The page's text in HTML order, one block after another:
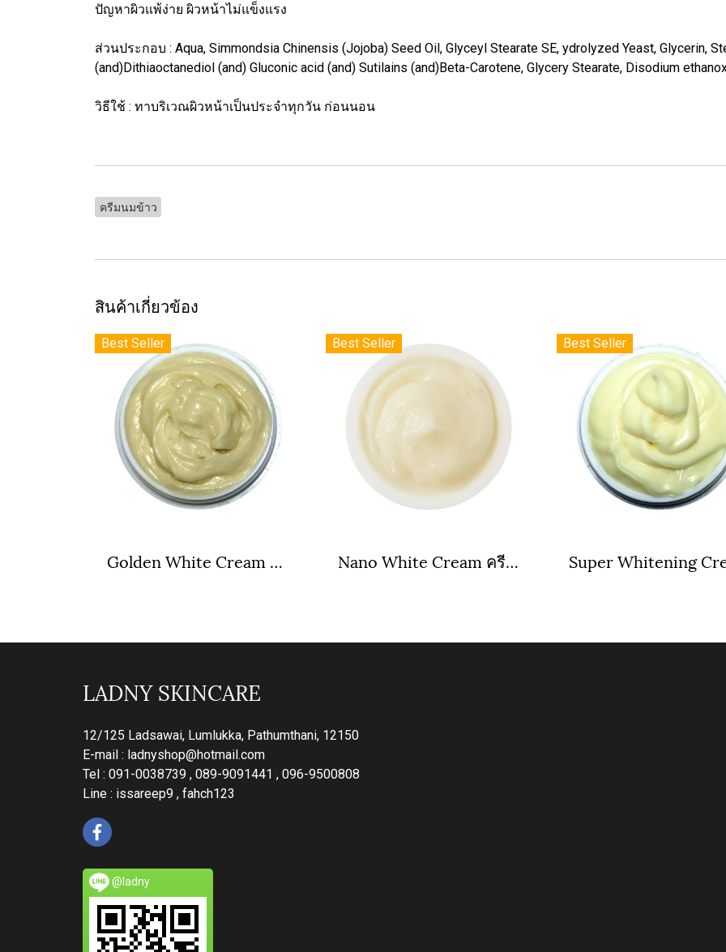
ปัญหาผิวแพ้ง่าย ผิวหน้าไม่แข็งแรง
ส่วนประกอบ : Aqua, Simmondsia Chinensis (Jojoba) Seed Oil, Glyceyl Stearate SE, ydrolyzed Yeast, Glycerin,
(and)Dithiaoctanediol (and) Gluconic acid (and) Sutilains (and)Beta-Carotene, Glycery Stearate, Disodium
วิธีใช้ : ทาบริเวณผิวหน้าเป็นประจำทุกวัน ก่อนนอน
ครีมนมข้าว
สินค้าเกี่ยวข้อง
Best Seller
Golden White Cream ครีมทองคำขาว
Best Seller
Nano White Cream ครีมนาโนไวท์
Best Seller
LADNY SKINCARE
12/125 Ladsawai, Lumlukka, Pathumthani, 12150
E-mail : ladnyshop@hotmail.com
Tel : 091-0038739 , 089-9091441 , 096-9500808
Line : issareep9 , fahch123
@ladny